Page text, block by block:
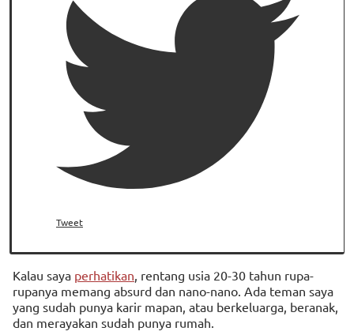
Tweet
Kalau saya perhatikan , rentang usia 20-30 tahun rupa-
rupanya memang absurd dan nano-nano. Ada teman saya
yang sudah punya karir mapan, atau berkeluarga, beranak,
dan merayakan sudah punya rumah.